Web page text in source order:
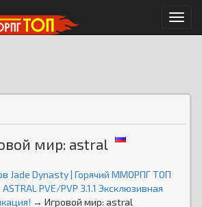
Меню
мир: astral
Jade Dynasty | Горячий ММОРПГ ТОП
ASTRAL PVE/PVP 3.1.1 Эксклюзивная
→ Игровой мир: astral